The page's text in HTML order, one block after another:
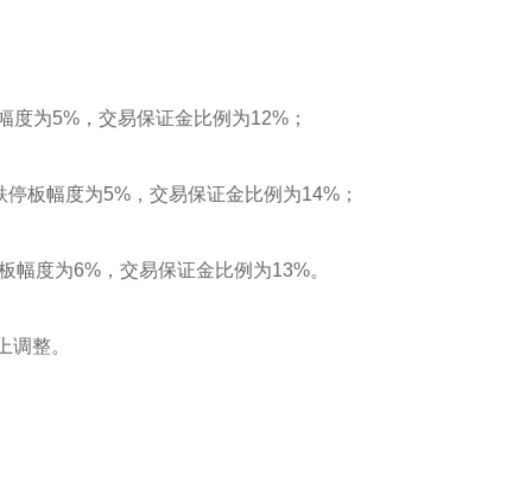
为5%，交易保证金比例为12%；
板幅度为5%，交易保证金比例为14%；
度为6%，交易保证金比例为13%。
调整。